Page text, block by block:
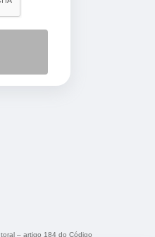
– artigo 184 do Código